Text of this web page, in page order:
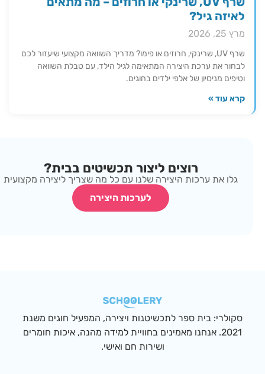
לאיזה גיל?
מרץ 25, 2026
שרף UV, שרינקי, חרוזים או פימו? מדריך השוואה מקצועי שיעזור לכם
לבחור את ערכת היצירה המתאימה לגיל הילד, עם טבלת השוואה
וטיפים מניסיון של אלפי ילדים בחוגים.
קרא עוד »
רוצים ליצור תכשיטים בבית?
גלו את ערכות היצירה שלנו עם כל מה שצריך ליצירה מקצועית
לערכות היצירה
סקולרי: בית ספר לתכשיטנות ויצירה, המפעיל חוגים משנת
2021. אנחנו מאמינים בחוויית למידה מהנה, איכות חומרים
ושירות חם ואישי.